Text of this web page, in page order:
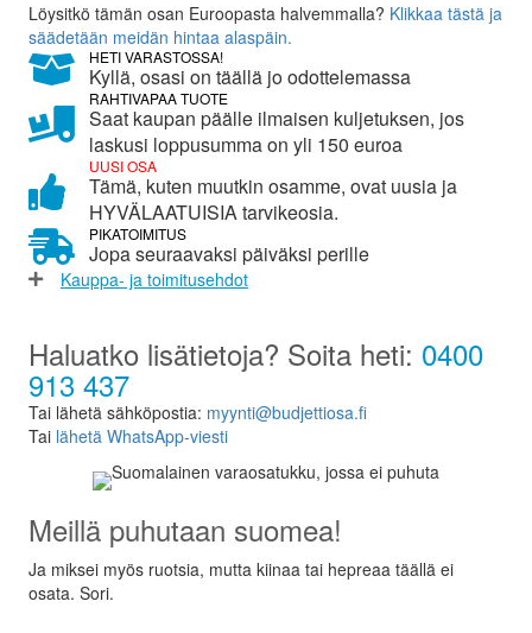
Löysitkö tämän osan Euroopasta halvemmalla? Klikkaa tästä ja
säädetään meidän hintaa alaspäin.
HETI VARASTOSSA!
Kyllä, osasi on täällä jo odottelemassa
RAHTIVAPAA TUOTE
Saat kaupan päälle ilmaisen kuljetuksen, jos
laskusi loppusumma on yli 150 euroa
UUSI OSA
Tämä, kuten muutkin osamme, ovat uusia ja
HYVÄLAATUISIA tarvikeosia.
PIKATOIMITUS
Jopa seuraavaksi päiväksi perille
Kauppa- ja toimitusehdot
Haluatko lisätietoja? Soita heti: 0400
913 437
Tai lähetä sähköpostia: myynti@budjettiosa.fi
Tai lähetä WhatsApp-viesti
Meillä puhutaan suomea!
Ja miksei myös ruotsia, mutta kiinaa tai hepreaa täällä ei
osata. Sori.